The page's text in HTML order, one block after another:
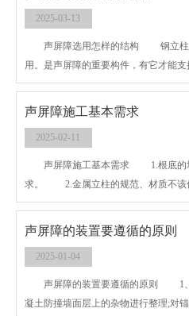
2025-03-13
声屏障选用怎样的结构 钢立柱是
用。是声屏障的重要构件，有它才能支
那就要地基做的结实，选
声屏障施工基本需求
2025-02-11
声屏障施工基本需求 1.根底的埋
求。 2.金属立柱的规范、材质不该
声屏障的装置要遵循的原则
2025-01-04
声屏障的装置要遵循的原则 1、
凝土防撞墙面层上的杂物进行整理;对